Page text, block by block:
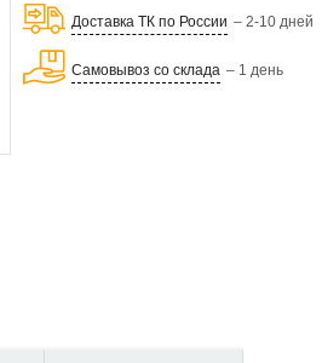
Доставка ТК по России – 2-10 дней
Самовывоз со склада – 1 день